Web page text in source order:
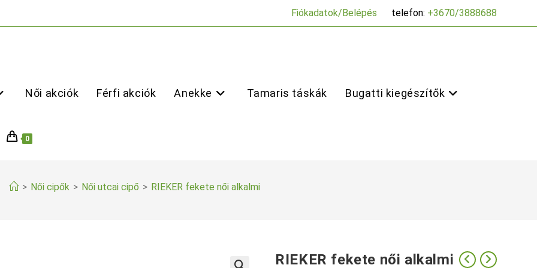
Fiókadatok/Belépés telefon: +3670/3888688
Női akciók Férfi akciók Anekke Tamaris táskák Bugatti kiegészítők
0
> Női cipők > Női utcai cipő > RIEKER fekete női alkalmi
RIEKER fekete női alkalmi